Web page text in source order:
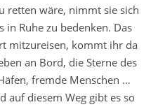
retten wäre, nimmt sie sich
in Ruhe zu bedenken. Das
mitzureisen, kommt ihr da
an Bord, die Sterne des
fremde Menschen …
auf diesem Weg gibt es so